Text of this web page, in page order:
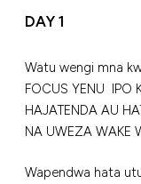
DAY 1
Watu wengi mna
FOCUS YENU IPO
HAJATENDA AU
NA UWEZA WAKE
Wapendwa hata